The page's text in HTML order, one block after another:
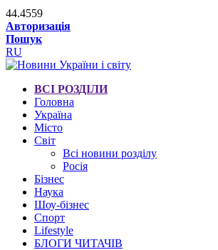
44.4559
Авторизація
Пошук
RU
ВСІ РОЗДІЛИ
Головна
Україна
Місто
Світ
Всі новини розділу
Росія
Бізнес
Наука
Шоу-бізнес
Спорт
Lifestyle
БЛОГИ ЧИТАЧІВ